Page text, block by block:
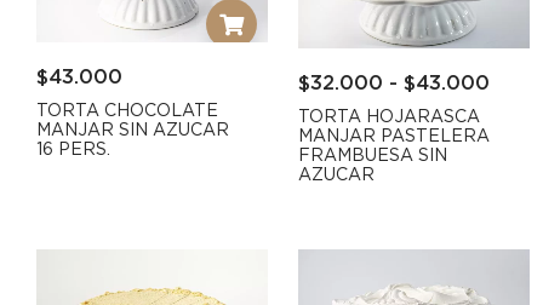
$43.000
TORTA CHOCOLATE
MANJAR SIN AZUCAR
16 PERS.
$32.000 - $43.000
TORTA HOJARASCA
MANJAR PASTELERA
FRAMBUESA SIN
AZUCAR